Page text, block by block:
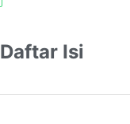
Daftar Isi